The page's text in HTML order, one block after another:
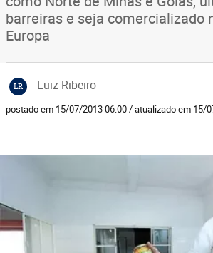
barreiras e seja comercializado
Europa
LR Luiz Ribeiro
postado em 15/07/2013 06:00 / atualizado em 15/